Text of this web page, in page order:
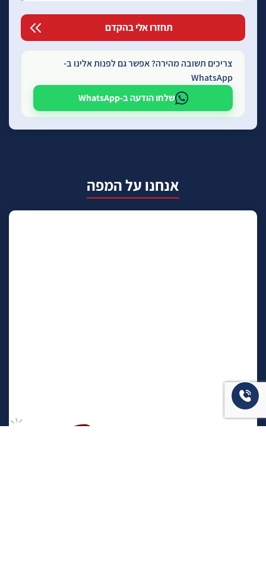
צריכים תשובה מהירה? אפשר גם לפנות אלינו ב-
WhatsApp
שלחו הודעה ב-WhatsApp
אנחנו על המפה